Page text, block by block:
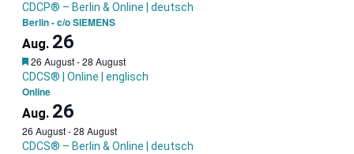
CDCP® – Berlin & Online | deutsch
Berlin - c/o SIEMENS
Aug. 26
Garantietermin
26 August-28 August
CDCS® | Online | englisch
Online
Aug. 26
26 August-28 August
CDCS® – Berlin & Online | deutsch